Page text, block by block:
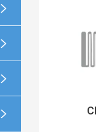



